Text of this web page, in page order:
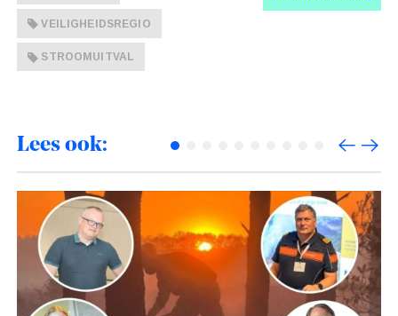
VEILIGHEIDSREGIO
STROOMUITVAL
Lees ook: